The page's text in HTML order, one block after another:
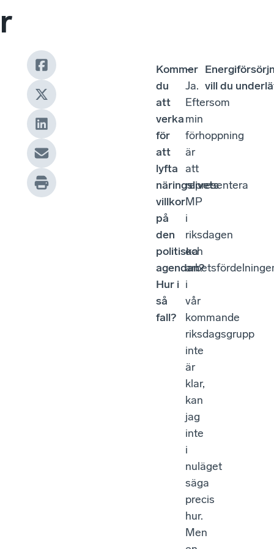
r
Kommer
du
att
verka
för
att
lyfta
näringslivets
villkor
på
den
politiska
agendan?
Hur i
så
fall?
–
Ja.
Eftersom
min
förhoppning
är
att
representera
MP
i
riksdagen
och
i
vår
kommande
riksdagsgrupp
inte
är
klar,
kan
jag
inte
i
nuläget
säga
precis
hur.
Men
vill du